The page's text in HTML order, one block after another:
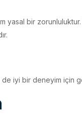
yasal bir
de iyi bir deneyim